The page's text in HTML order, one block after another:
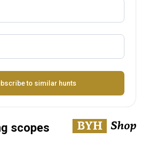
to similar hunts
scopes